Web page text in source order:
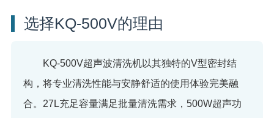
选择KQ-500V的理由
KQ-500V超声波清洗机以其独特的V型密封结
构，将专业清洗性能与安静舒适的使用体验完美融
合。27L充足容量满足批量清洗需求，500W超声功